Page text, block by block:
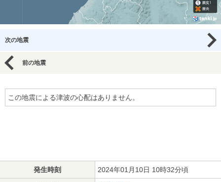
次の地震
前の地震
この地震による津波の心配はありません。
発生時刻 2024年01月10日 10時32分頃